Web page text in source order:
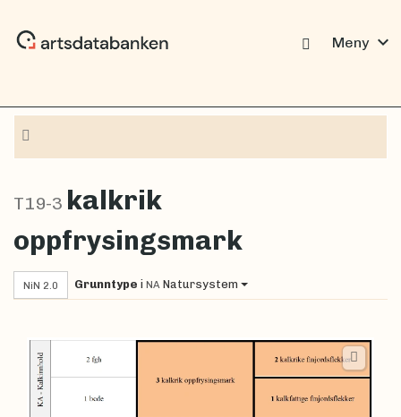
Meny expand_more
T19-3 kalkrik
oppfrysingsmark
NiN 2.0 Grunntype i NA Natursystem